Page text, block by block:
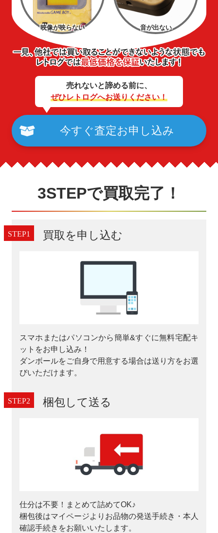
映像が映らない 音が出ない
売れないと諦める前に、
ぜひレトログへお送りください！
今すぐ査定お申し込み
3STEPで買取完了！
買取を申し込む
スマホまたはパソコンから簡単&すぐに無料宅配キ
ットをお申し込み！
ダンボールをご⾃⾝で⽤意する場合は送り方をお選
びいただけます。
梱包して送る
仕分は不要！まとめて詰めてOK♪
梱包後はマイページよりお品物の発送手続き・本人
確認手続きをお願いいたします。